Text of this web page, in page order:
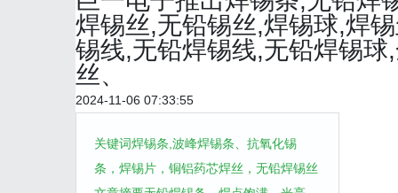
焊锡丝,无铅锡丝,焊锡球,焊
锡线,无铅焊锡线,无铅焊锡
丝、
2024-11-06 07:33:55
关键词焊锡条,波峰焊锡条、抗氧化锡
条，焊锡片，铜铝药芯焊丝，无铅焊锡丝